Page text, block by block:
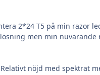
2*24 T5 på min razor
men min nuvarande
nöjd med spektrat